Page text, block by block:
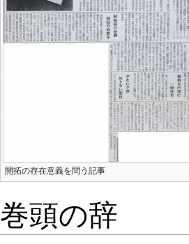
開拓の存在意義を問う記事
巻頭の辞